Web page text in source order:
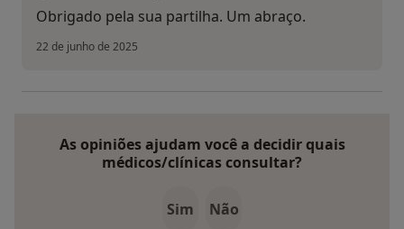
Obrigado pela sua partilha. Um abraço.
22 de junho de 2025
As opiniões ajudam você a decidir quais
médicos/clínicas consultar?
Sim Não